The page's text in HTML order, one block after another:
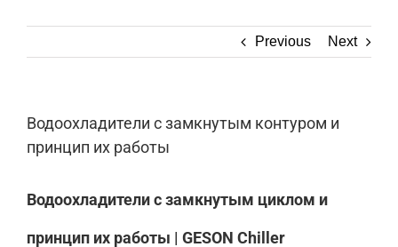
Previous Next
Водоохладители с замкнутым контуром и
принцип их работы
Водоохладители с замкнутым циклом и
принцип их работы | GESON Chiller